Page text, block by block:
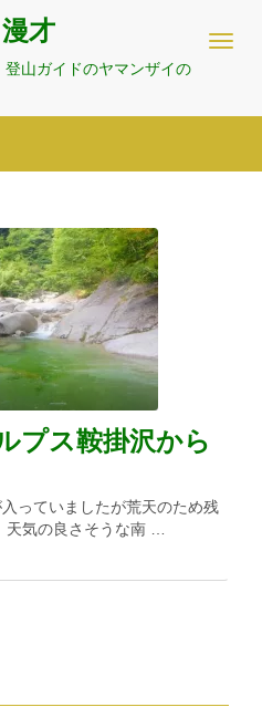
才
山ガイドのヤマンザイの
プス鞍掛沢から
っていましたが荒天のため残
気の良さそうな南 …